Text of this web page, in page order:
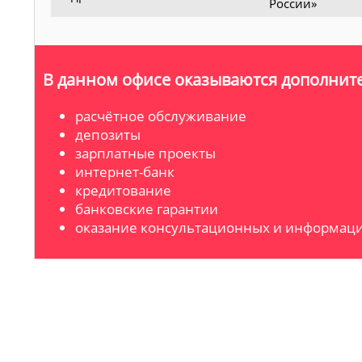
В данном офисе оказываются
расчётное обслуживание
депозиты
зарплатные проекты
интернет-банк
кредитование
банковские гарантии
оказание консультационных и